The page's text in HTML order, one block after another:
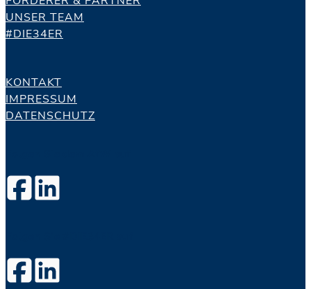
UNSER TEAM
#DIE34ER
KONTAKT
IMPRESSUM
DATENSCHUTZ